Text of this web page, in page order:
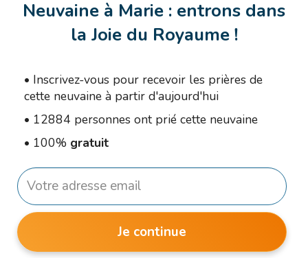
Neuvaine à Marie : entrons dans
la Joie du Royaume !
• Inscrivez-vous pour recevoir les prières de
cette neuvaine à partir d'aujourd'hui
• 12884 personnes ont prié cette neuvaine
• 100% gratuit
Je continue